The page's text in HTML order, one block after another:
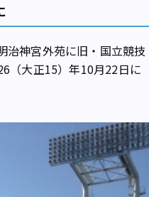
治神宮外苑に旧・国立競技
（大正15）年10月22日に